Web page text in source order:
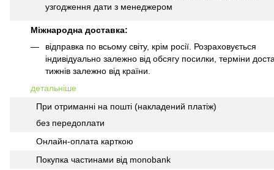
узгодження дати з менеджером
Міжнародна доставка:
відправка по всьому світу, крім росії. Розраховується
індивідуально залежно від обсягу посилки, терміни
тижнів залежно від країни.
детальніше
При отриманні на пошті (накладений платіж)
без передоплати
Онлайн-оплата карткою
Покупка частинами від monobank